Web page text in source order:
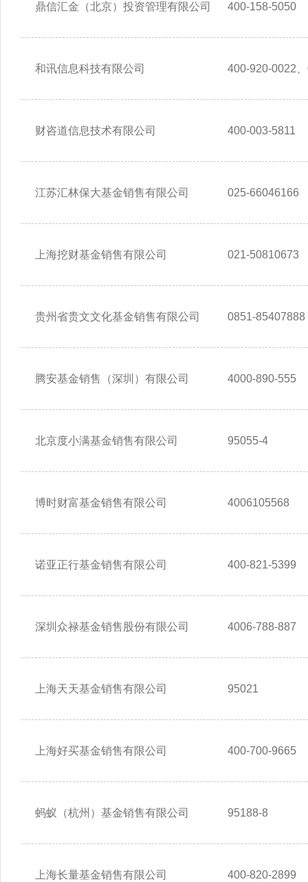
鼎信汇金（北京）投资管理有限公司 400-158-5050
和讯信息科技有限公司 400-920-0022
财咨道信息技术有限公司 400-003-5811
江苏汇林保大基金销售有限公司 025-66046166
上海挖财基金销售有限公司 021-50810673
贵州省贵文文化基金销售有限公司 0851-85407888
腾安基金销售（深圳）有限公司 4000-890-555
北京度小满基金销售有限公司 95055-4
博时财富基金销售有限公司 4006105568
诺亚正行基金销售有限公司 400-821-5399
深圳众禄基金销售股份有限公司 4006-788-887
上海天天基金销售有限公司 95021
上海好买基金销售有限公司 400-700-9665
蚂蚁（杭州）基金销售有限公司 95188-8
上海长量基金销售有限公司 400-820-2899